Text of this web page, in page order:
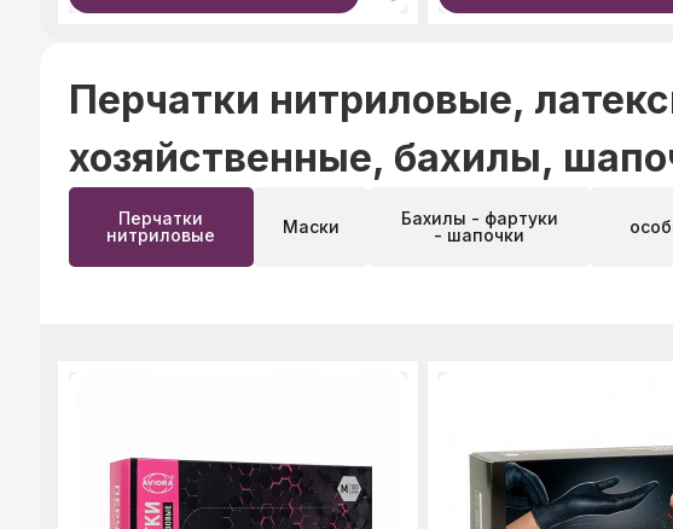
Перчатки нитриловые,
хозяйственные, бахилы,
Перчатки
нитриловые
Маски
Бахилы - фартуки
- шапочки